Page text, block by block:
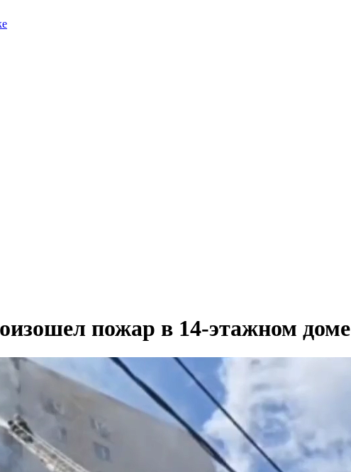
пожар в 14-этажном доме